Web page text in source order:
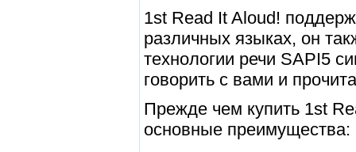
1st Read It Aloud!
различных языках, он
технологии речи SAPI5
говорить с вами и
Прежде чем купить 1st
основные преимущества: